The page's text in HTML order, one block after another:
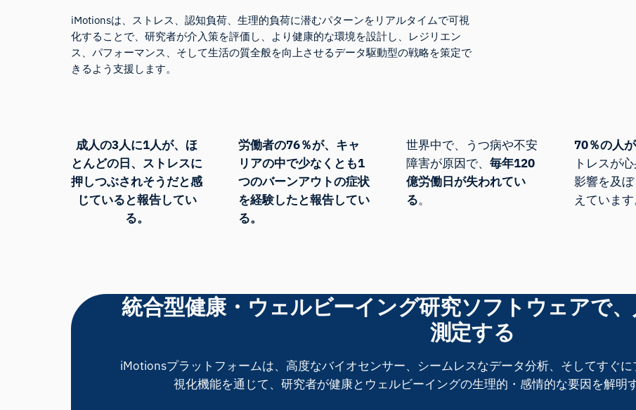
iMotionsは、ストレス、認知負荷、生理的負荷に潜むパターンをリアルタイムで可視
化することで、研究者が介入策を評価し、より健康的な環境を設計し、レジリエン
ス、パフォーマンス、そして生活の質全般を向上させるデータ駆動型の戦略を策定で
きるよう支援します。
成人の3人に1人が、 ほ
とんどの日、ストレスに
押しつぶされそうだと感
じていると報告してい
る。
労働者の76％が、キャ
リアの中で少なくとも1
つのバーンアウトの症状
を経験したと報告してい
る。
世界中で、うつ病や不安
障害が原因で、 毎年120
億労働日が失われてい
る。
70％の人が
トレスが
影響を及
えています
統合型健康・ウェルビーイング研究ソフトウェアで
測定する
iMotionsプラットフォームは、高度なバイオセンサー、シームレスなデータ分析、そしてすぐ
視化機能を通じて、研究者が健康とウェルビーイングの生理的・感情的な要因を解明